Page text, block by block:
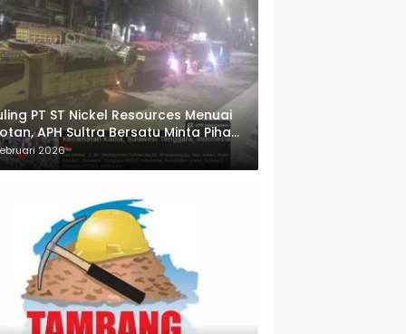
PT ST Nickel Resources Menuai
APH Sultra Bersatu Minta Pihak
Bertindak
2026